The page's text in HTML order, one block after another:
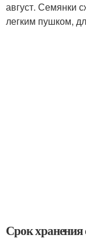
август. Семянки
легким пушком,
Срок хранения